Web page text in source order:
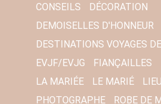
CONSEILS
DÉCORATION
DEMOISELLES D'HONNEUR
DESTINATIONS VOYAGES
EVJF/EVJG
FIANÇAILLES
LA MARIÉE
LE MARIÉ
PHOTOGRAPHE
ROBE DE